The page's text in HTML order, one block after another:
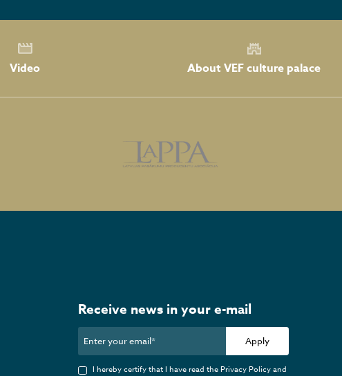
Video About VEF culture palace
Receive news in your e-mail
Apply
I hereby certify that I have read the Privacy Policy and